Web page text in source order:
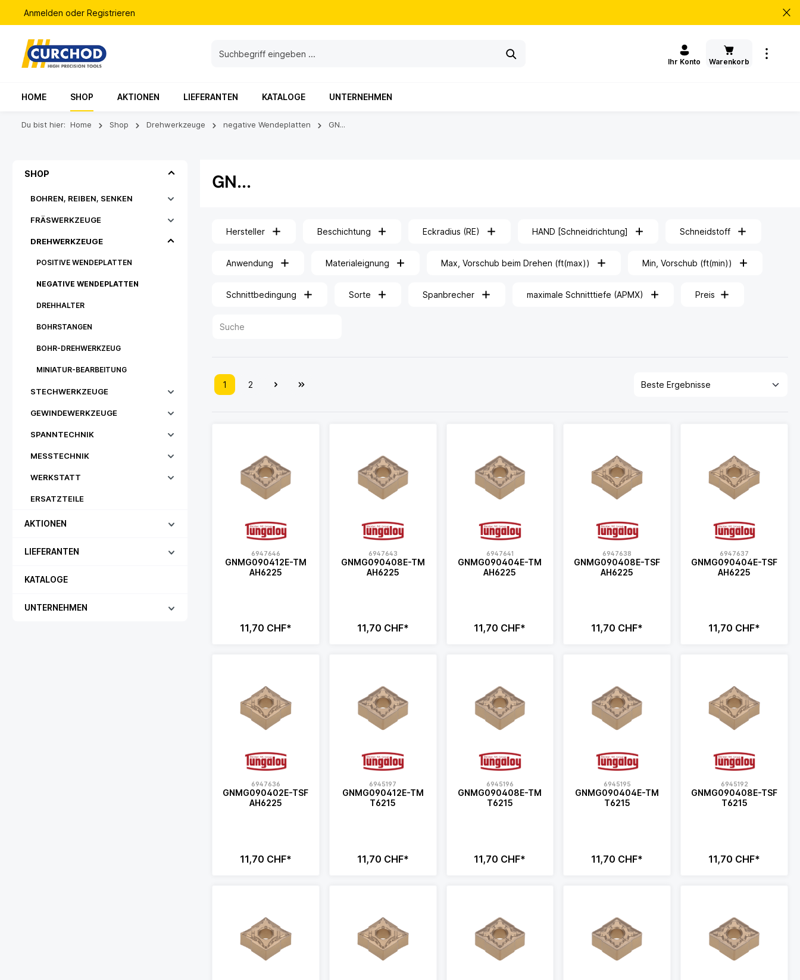
Anmelden oder Registrieren
Ihr Konto Warenkorb
HOME SHOP AKTIONEN LIEFERANTEN KATALOGE UNTERNEHMEN
Du bist hier: Home Shop Drehwerkzeuge negative Wendeplatten GN...
SHOP
BOHREN, REIBEN, SENKEN
FRÄSWERKZEUGE
DREHWERKZEUGE
POSITIVE WENDEPLATTEN
NEGATIVE WENDEPLATTEN
DREHHALTER
BOHRSTANGEN
BOHR-DREHWERKZEUG
MINIATUR-BEARBEITUNG
STECHWERKZEUGE
GEWINDEWERKZEUGE
SPANNTECHNIK
MESSTECHNIK
WERKSTATT
ERSATZTEILE
AKTIONEN
LIEFERANTEN
KATALOGE
UNTERNEHMEN
GN...
Hersteller Beschichtung Eckradius (RE) HAND [Schneidrichtung] Schneidstoff
Anwendung Materialeignung Max, Vorschub beim Drehen (ft(max)) Min, Vorschub (ft(min))
Schnittbedingung Sorte Spanbrecher maximale Schnitttiefe (APMX) Preis
1 2
6947646
GNMG090412E-TM
AH6225
11,70 CHF*
6947643
GNMG090408E-TM
AH6225
11,70 CHF*
6947641
GNMG090404E-TM
AH6225
11,70 CHF*
6947638
GNMG090408E-TSF
AH6225
11,70 CHF*
6947637
GNMG090404E-TSF
AH6225
11,70 CHF*
6947636
GNMG090402E-TSF
AH6225
11,70 CHF*
6945197
GNMG090412E-TM
T6215
11,70 CHF*
6945196
GNMG090408E-TM
T6215
11,70 CHF*
6945195
GNMG090404E-TM
T6215
11,70 CHF*
6945192
GNMG090408E-TSF
T6215
11,70 CHF*